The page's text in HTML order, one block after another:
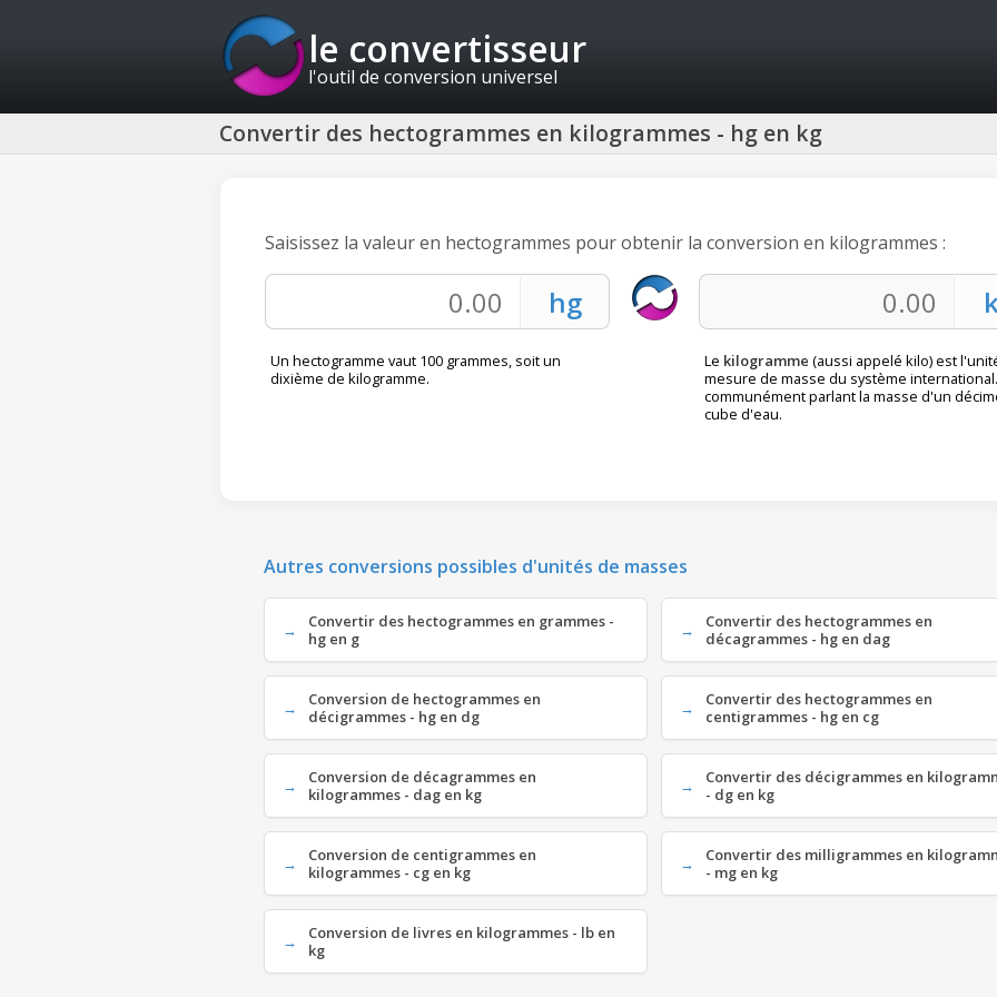
le convertisseur
l'outil de conversion universel
Convertir des hectogrammes en kilogrammes - hg en kg
Saisissez la valeur en hectogrammes pour obtenir la conversion en kilogrammes :
Un hectogramme vaut 100 grammes, soit un
dixième de kilogramme.
Le kilogramme (aussi appelé kilo) est
mesure de masse du système
communément parlant la masse d'un
cube d'eau.
Autres conversions possibles d'unités de masses
Convertir des hectogrammes en grammes -
hg en g
Convertir des hectogrammes en
décagrammes - hg en dag
Conversion de hectogrammes en
décigrammes - hg en dg
Convertir des hectogrammes en
centigrammes - hg en cg
Conversion de décagrammes en
kilogrammes - dag en kg
Convertir des décigrammes en
- dg en kg
Conversion de centigrammes en
kilogrammes - cg en kg
Convertir des milligrammes en
- mg en kg
Conversion de livres en kilogrammes - lb en
kg